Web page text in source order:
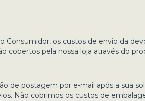
Consumidor, os custos de envio da
cobertos pela nossa loja através do
de postagem por e-mail após a sua
Não cobrimos os custos de